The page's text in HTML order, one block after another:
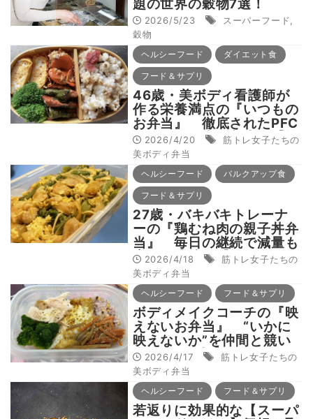
題の世界の穀物7選！
2026/5/23 スーパーフード
穀物
ヘルシーフード ダイエット食
フード＆サプリ
46歳・美ボディ看護師が
作る栄養満点の『いつもの
お弁当』 徹底されたPFC
バランスで大会入賞へ【筋
トレ女子たちの美ボディ弁
当】
2026/4/20
筋トレ女子たちの
美ボディ弁当
ヘルシーフード バルクアップ食
フード＆サプリ
27歳・バキバキトレーナ
ーの『鶏むね肉の親子丼弁
当』 毎日の継続で減量も
増量も成功！【筋トレ女子
たちの美ボディ弁当】
2026/4/18
筋トレ女子たちの
美ボディ弁当
ヘルシーフード フード＆サプリ
ボディメイクコーチの『映
えないお弁当』 “いかに
映えないか”を仲間と競い
合い16kg減【筋トレ女子
たちの美ボディ弁当】
2026/4/17
筋トレ女子たちの
美ボディ弁当
ヘルシーフード フード＆サプリ
若返りに効果的な【スーパ